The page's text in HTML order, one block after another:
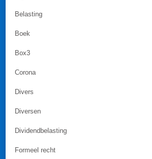
Belasting
Boek
Box3
Corona
Divers
Diversen
Dividendbelasting
Formeel recht